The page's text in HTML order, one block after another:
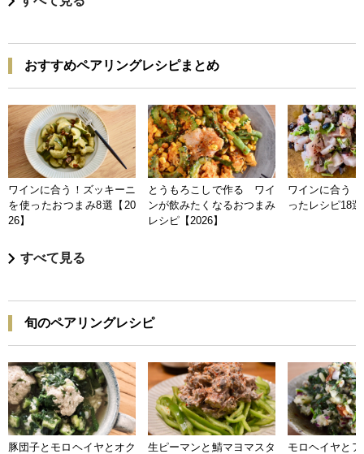
おすすめペアリングレシピまとめ
ワインに合う！ズッキーニ
を使ったおつまみ8選【20
26】
とうもろこしで作る ワイ
ンが飲みたくなるおつまみ
レシピ【2026】
ワインに合う
ったレシピ18
すべて見る
旬のペアリングレシピ
豚団子とモロヘイヤとオク
生ピーマンと鯖マヨマスタ
モロヘイヤと